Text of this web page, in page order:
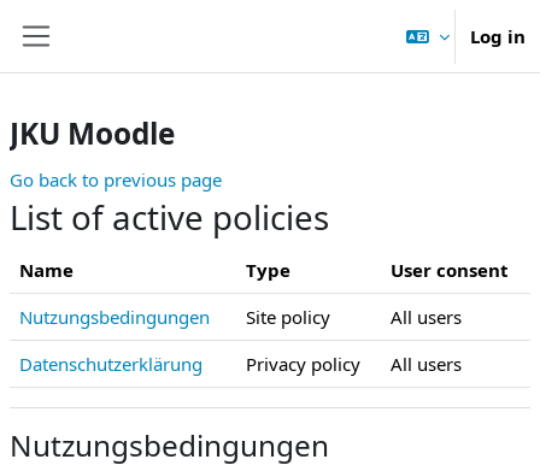
Log in
JKU Moodle
Go back to previous page
List of active policies
Name Type
User consent
Nutzungsbedingungen
Site policy
All users
Datenschutzerklärung
Privacy policy All users
Nutzungsbedingungen